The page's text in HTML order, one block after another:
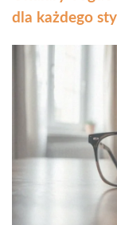
dla każdego